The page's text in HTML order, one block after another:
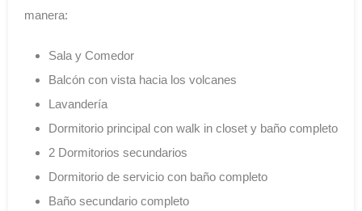
manera:
Sala y Comedor
Balcón con vista hacia los volcanes
Lavandería
Dormitorio principal con walk in closet y baño completo
2 Dormitorios secundarios
Dormitorio de servicio con baño completo
Baño secundario completo